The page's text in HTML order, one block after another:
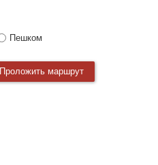
Пешком
Проложить маршрут